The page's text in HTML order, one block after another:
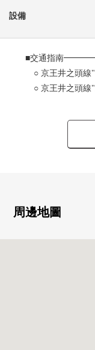
設備
■交通指南
○ 京王井之頭線"
○ 京王井之頭線"
■推薦重點
○ 第一類低層住
○ 2個地方嵌入式
○ 無水箱馬桶(溫
○ 食器洗淨乾燥
周邊地圖